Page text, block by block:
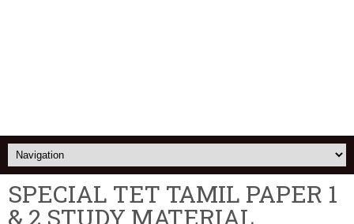
SPECIAL TET TAMIL PAPER 1
& 2 STUDY MATERIAL